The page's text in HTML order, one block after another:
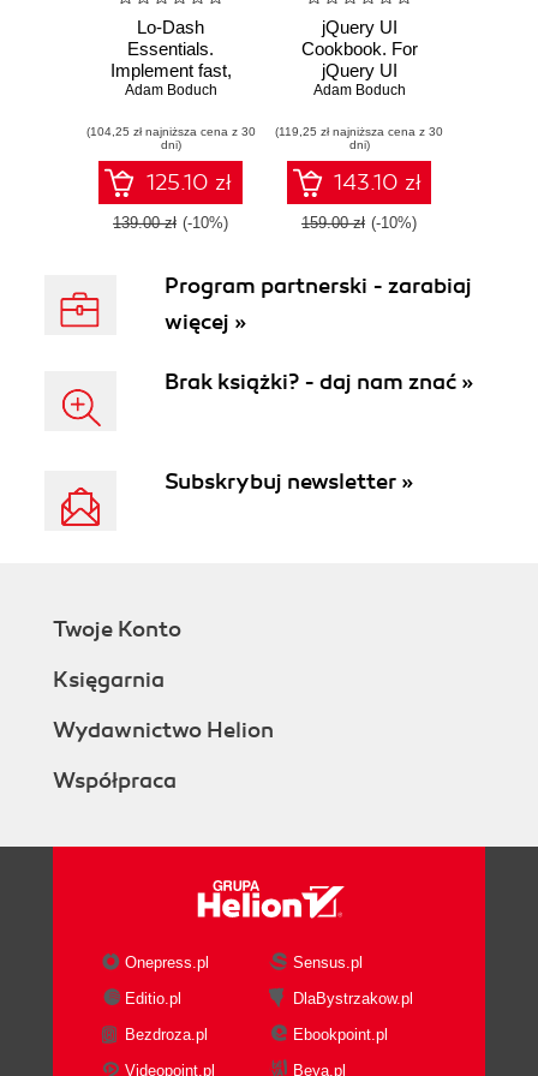
Lo-Dash
Essentials.
Implement fast,
lean, and readable
with Lo-Dash
Adam Boduch
(104,25 zł najniższa cena z 30
dni)
125.10 zł
139.00 zł (-10%)
jQuery UI
Cookbook. For
jQuery UI
developers this is
to maximizing the
potential of your
user interfaces.
Full of great
practical recipes
framework, it's an
Adam Boduch
(119,25 zł najniższa cena z 30
dni)
143.10 zł
159.00 zł (-10%)
Program partnerski - zarabiaj
więcej »
Brak książki? - daj nam znać »
Subskrybuj newsletter »
Twoje Konto
Księgarnia
Wydawnictwo Helion
Współpraca
Onepress.pl
Sensus.pl
Editio.pl
DlaBystrzakow.pl
Bezdroza.pl
Ebookpoint.pl
Videopoint.pl
Beya.pl